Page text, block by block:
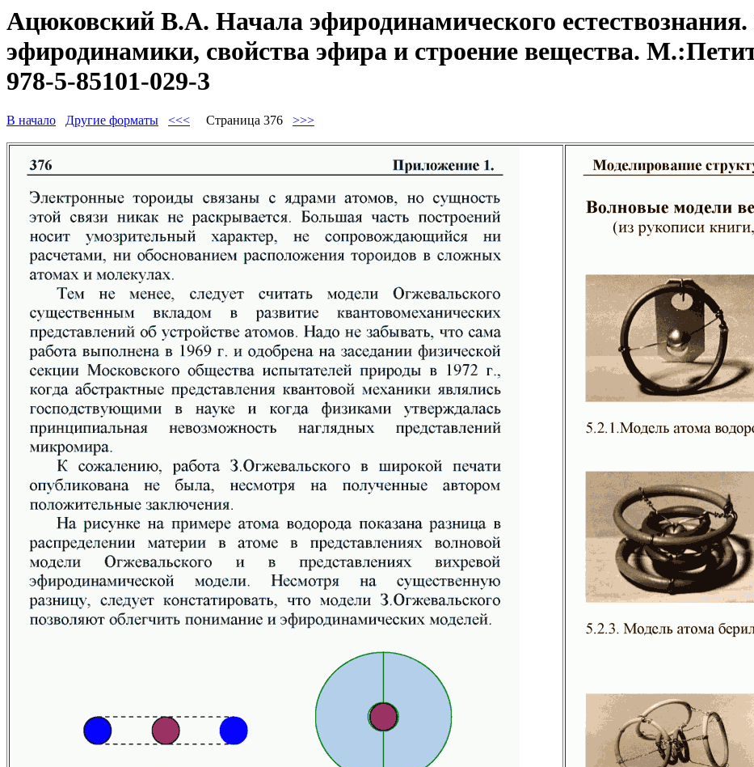
Ацюковский В.А. Начала эфиродинамического
эфиродинамики, свойства эфира и строение вещества.
978-5-85101-029-3
В начало Другие форматы <<< Страница 376 >>>